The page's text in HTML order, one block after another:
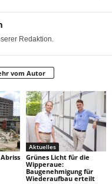
Redaktion.
vom Autor
Aktuelles
Grünes Licht für die
Wipperaue:
Baugenehmigung für
Wiederaufbau erteilt